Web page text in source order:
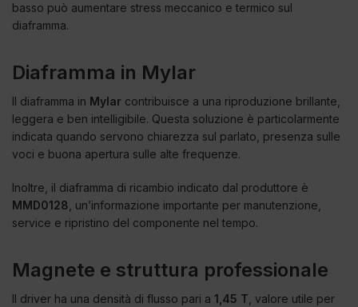
basso può aumentare stress meccanico e termico sul
diaframma.
Diaframma in Mylar
Il diaframma in Mylar contribuisce a una riproduzione brillante,
leggera e ben intelligibile. Questa soluzione è particolarmente
indicata quando servono chiarezza sul parlato, presenza sulle
voci e buona apertura sulle alte frequenze.
Inoltre, il diaframma di ricambio indicato dal produttore è
MMD0128 , un’informazione importante per manutenzione,
service e ripristino del componente nel tempo.
Magnete e struttura professionale
Il driver ha una densità di flusso pari a 1,45 T , valore utile per